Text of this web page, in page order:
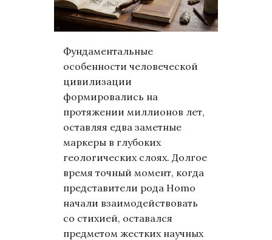
Фундаментальные
особенности человеческой
цивилизации
формировались на
протяжении миллионов лет,
оставляя едва заметные
маркеры в глубоких
геологических слоях. Долгое
время точный момент, когда
представители рода Homo
начали взаимодействовать
со стихией, оставался
предметом жестких научных